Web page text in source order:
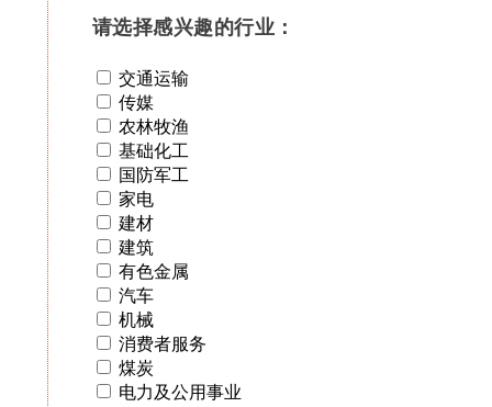
请选择感兴趣的行业：
交通运输
传媒
农林牧渔
基础化工
国防军工
家电
建材
建筑
有色金属
汽车
机械
消费者服务
煤炭
电力及公用事业